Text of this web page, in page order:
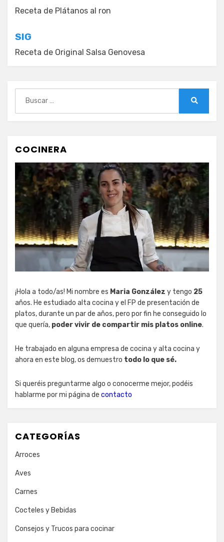
de
entradas
Receta de Plátanos al ron
SIG
Receta de Original Salsa Genovesa
COCINERA
¡Hola a todo/as! Mi nombre es Maria González y tengo 25
años. He estudiado alta cocina y el FP de presentación de
platos, durante un par de años, pero por fin he conseguido lo
que quería, poder vivir de compartir mis platos online.
He trabajado en alguna empresa de cocina y alta cocina y
ahora en este blog, os demuestro todo lo que sé.
Si queréis preguntarme algo o conocerme mejor, podéis
hablarme por mi página de contacto
CATEGORÍAS
Arroces
Aves
Carnes
Cocteles y Bebidas
Consejos y Trucos para cocinar